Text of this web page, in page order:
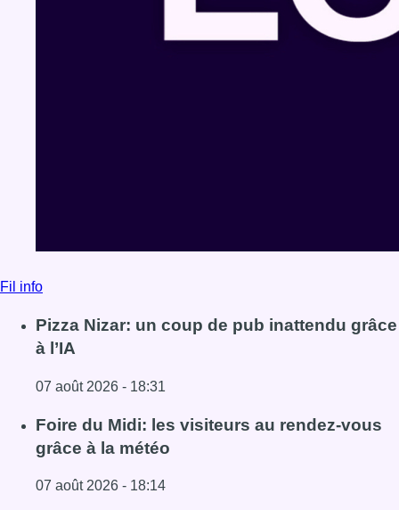
Fil info
Pizza Nizar: un coup de pub inattendu grâce
à l’IA
07 août 2026 - 18:31
Lire l'article Pizza Nizar: un coup de pub inattendu grâce
Foire du Midi: les visiteurs au rendez-vous
grâce à la météo
07 août 2026 - 18:14